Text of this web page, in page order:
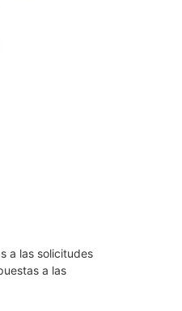
a las solicitudes
a las